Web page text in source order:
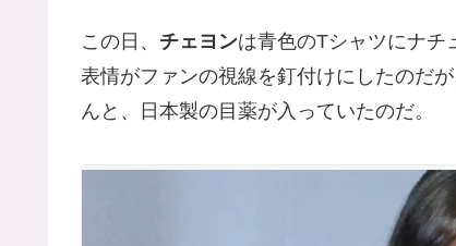
この日、 チェヨンは青色のTシャツにナチ
表情がファンの視線を釘付けにしたのだ
んと、日本製の目薬が入っていたのだ。